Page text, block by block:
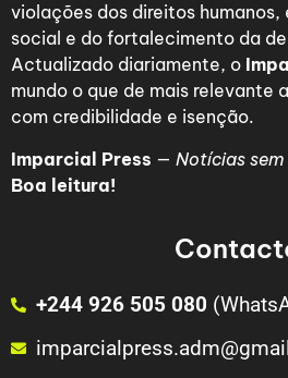
violações dos direitos humanos,
social e do fortalecimento da
Actualizado diariamente, o
mundo o que de mais relevante
com credibilidade e isenção.
Imparcial Press — Notícias sem
Boa leitura!
+244 926 505 080